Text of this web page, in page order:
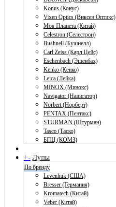
Konus (Конус)
Vixen Optics (Виксен Оптикс)
Моя Планета (Китай)
Celestron (Селестрон)
Bushnell (Бушнелл)
Carl Zeiss (Карл Цейс)
Eschenbach (Эшенбах)
Kenko (Кенко)
Leica (Лейка)
MINOX (Минокс)
Navigator (Навигатор)
Norbert (Норберт)
PENTAX (Пентакс)
STURMAN (Штурман)
Tasco (Таско)
БПЦ (КОМЗ)
+- Лупы
По бренду
Levenhuk (США)
Bresser (Германия)
Kromatech (Китай)
Veber (Китай)